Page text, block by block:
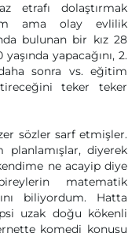
etrafı dolaştırmak
ama olay evlilik
bulunan bir kız 28
yapacağını, 2.
sonra vs. eğitim
teker teker
sözler sarf etmişler.
planlamışlar, diyerek
ne acayip diye
matematik
biliyordum. Hatta
uzak doğu kökenli
komedi konusu